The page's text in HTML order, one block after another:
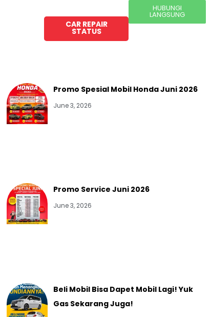
CAR REPAIR
STATUS
HUBUNGI
LANGSUNG
Promo Spesial Mobil Honda Juni 2026
June 3, 2026
Promo Service Juni 2026
June 3, 2026
Beli Mobil Bisa Dapet Mobil Lagi! Yuk
Gas Sekarang Juga!